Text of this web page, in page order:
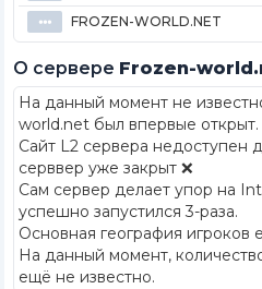
⦁⦁⦁ FROZEN-WORLD.NET
О сервере Frozen-
На данный момент не
world.net был впервые открыт.
Сайт L2 сервера недоступен
серввер уже закрыт ❌
Сам сервер делает упор на
успешно запустился 3-раза.
Основная география игроков
На данный момент,
ещё не известно.